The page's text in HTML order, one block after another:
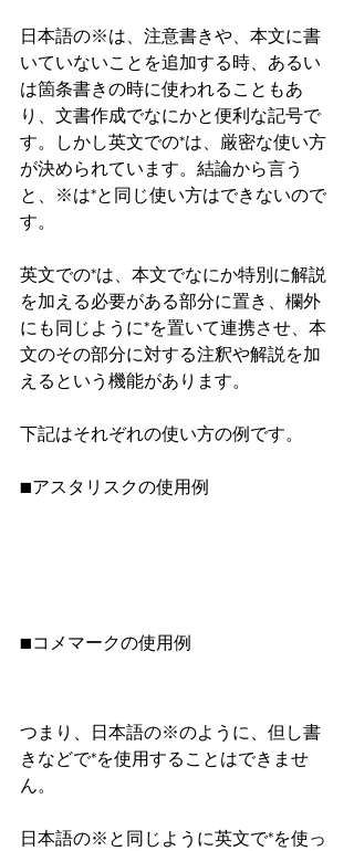
日本語の※は、注意書きや、本文に書
いていないことを追加する時、あるい
は箇条書きの時に使われることもあ
り、文書作成でなにかと便利な記号で
す。しかし英文での*は、厳密な使い方
が決められています。結論から言う
と、※は*と同じ使い方はできないので
す。
英文での*は、本文でなにか特別に解説
を加える必要がある部分に置き、欄外
にも同じように*を置いて連携させ、本
文のその部分に対する注釈や解説を加
えるという機能があります。
下記はそれぞれの使い方の例です。
■アスタリスクの使用例
■コメマークの使用例
つまり、日本語の※のように、但し書
きなどで*を使用することはできませ
ん。
日本語の※と同じように英文で*を使っ